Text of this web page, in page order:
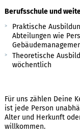
Für uns zählen Deine
ist jede Person
Alter und Herkunft
willkommen.
Berufsschule und
Praktische
Abteilungen wie
Theoretische
wöchentlich